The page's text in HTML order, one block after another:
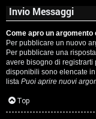
Invio Messaggi
Come apro un
Per pubblicare un nuovo
Per pubblicare una
avere bisogno di registrarti
disponibili sono elencate
lista Puoi aprire nuovi
Top
P
e
r
c
o